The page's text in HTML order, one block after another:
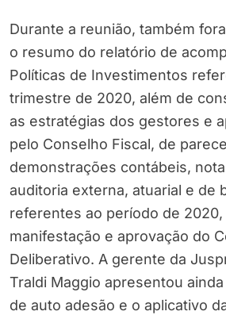
Durante a reunião, também
o resumo do relatório de
Políticas de Investimentos
trimestre de 2020, além de
as estratégias dos gestores e
pelo Conselho Fiscal, de
demonstrações contábeis,
auditoria externa, atuarial e de
referentes ao período de 2020,
manifestação e aprovação do
Deliberativo. A gerente da
Traldi Maggio apresentou
de auto adesão e o aplicativo